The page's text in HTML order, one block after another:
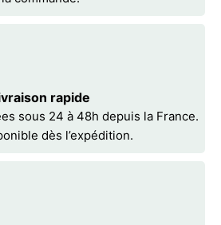
rapide
sous 24 à 48h depuis la France.
dès l’expédition.